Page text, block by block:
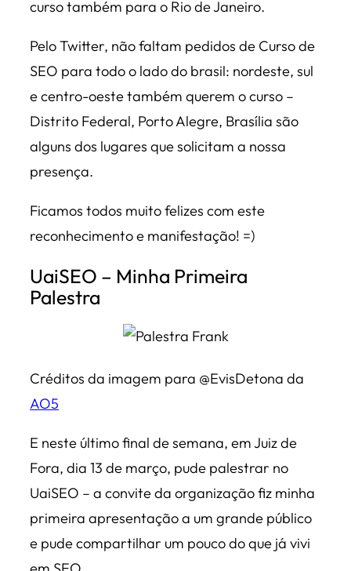
curso também para o Rio de Janeiro.
Pelo Twitter, não faltam pedidos de Curso de
SEO para todo o lado do brasil: nordeste, sul
e centro-oeste também querem o curso –
Distrito Federal, Porto Alegre, Brasília são
alguns dos lugares que solicitam a nossa
presença.
Ficamos todos muito felizes com este
reconhecimento e manifestação! =)
UaiSEO – Minha Primeira
Palestra
Créditos da imagem para @EvisDetona da
AO5
E neste último final de semana, em Juiz de
Fora, dia 13 de março, pude palestrar no
UaiSEO – a convite da organização fiz minha
primeira apresentação a um grande público
e pude compartilhar um pouco do que já vivi